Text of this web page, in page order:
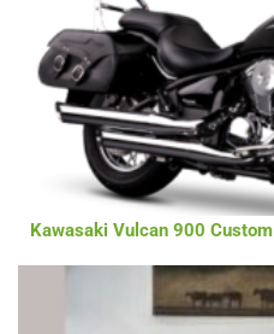
Kawasaki Vulcan 900 Custom